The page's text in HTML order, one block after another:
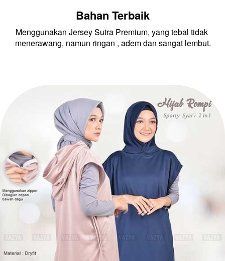
Bahan Terbaik
Menggunakan Jersey Sutra Premium, yang tebal tidak
menerawang, namun ringan , adem dan sangat lembut.